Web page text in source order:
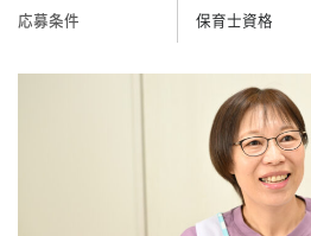
応募条件 保育士資格